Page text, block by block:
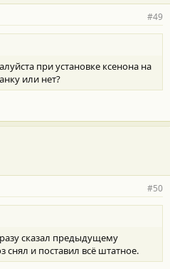
#49
при установке ксенона на
или нет?
#50
сказал предыдущему
снял и поставил всё штатное.